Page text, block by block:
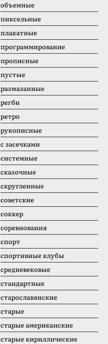
объемные
пиксельные
плакатные
программирование
прописные
пустые
размазанные
регби
ретро
рукописные
с засечками
системные
сказочные
скругленные
советские
соккер
соревнования
спорт
спортивные клубы
средневековые
стандартные
старославянские
старые
старые американские
старые кириллические